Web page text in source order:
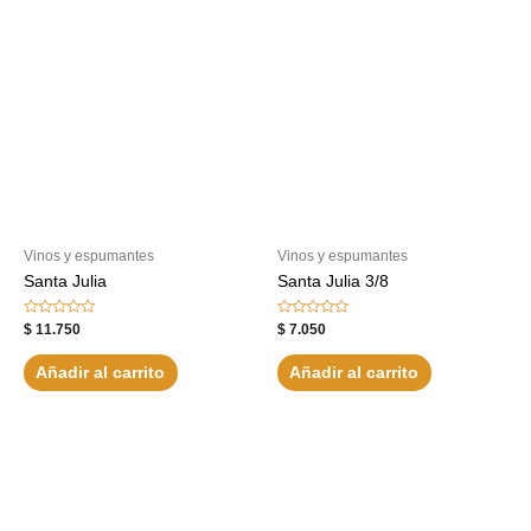
Vinos y espumantes
Santa Julia
Valorado
con
de
5
$ 11.750
Añadir al carrito
Vinos y espumantes
Santa Julia 3/8
Valorado
con
de
5
$ 7.050
Añadir al carrito